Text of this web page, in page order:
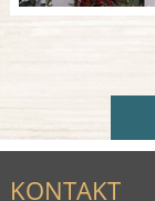
KONTAKT